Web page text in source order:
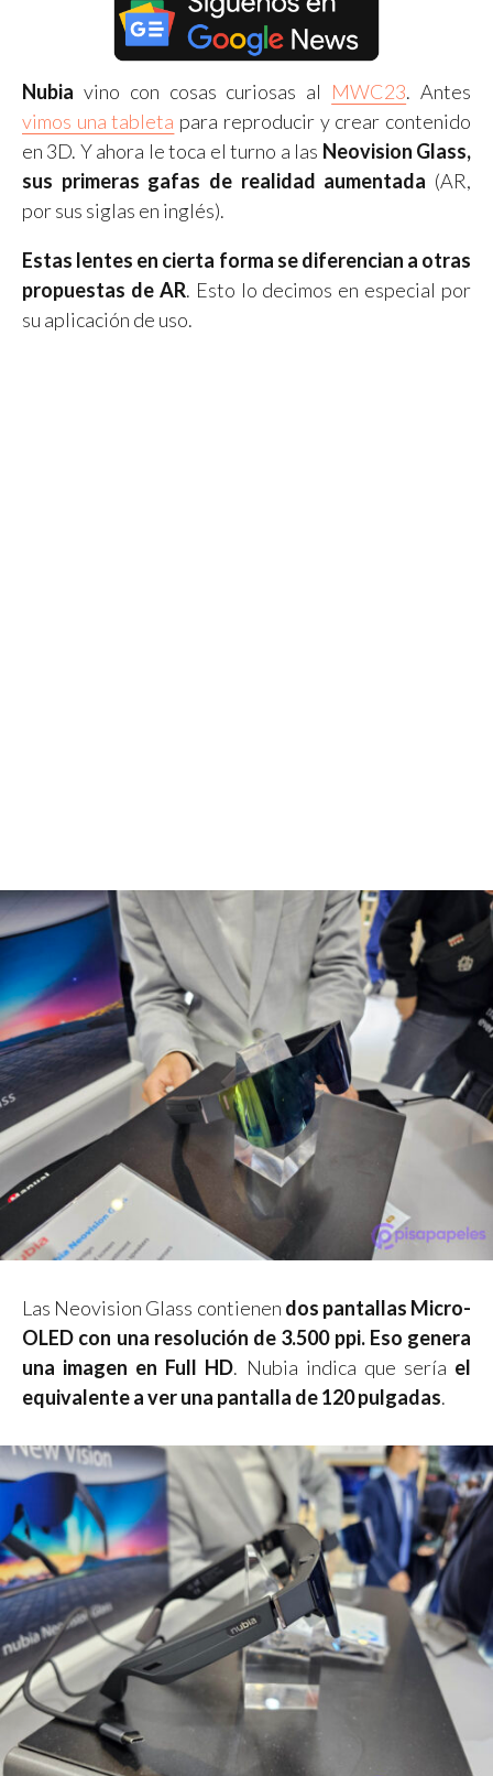
Nubia vino con cosas curiosas al MWC23. Antes
vimos una tableta para reproducir y crear contenido
en 3D. Y ahora le toca el turno a las Neovision Glass,
sus primeras gafas de realidad aumentada (AR,
por sus siglas en inglés).
Estas lentes en cierta forma se diferencian a otras
propuestas de AR. Esto lo decimos en especial por
su aplicación de uso.
Las Neovision Glass contienen dos pantallas Micro-
OLED con una resolución de 3.500 ppi. Eso genera
una imagen en Full HD. Nubia indica que sería el
equivalente a ver una pantalla de 120 pulgadas.